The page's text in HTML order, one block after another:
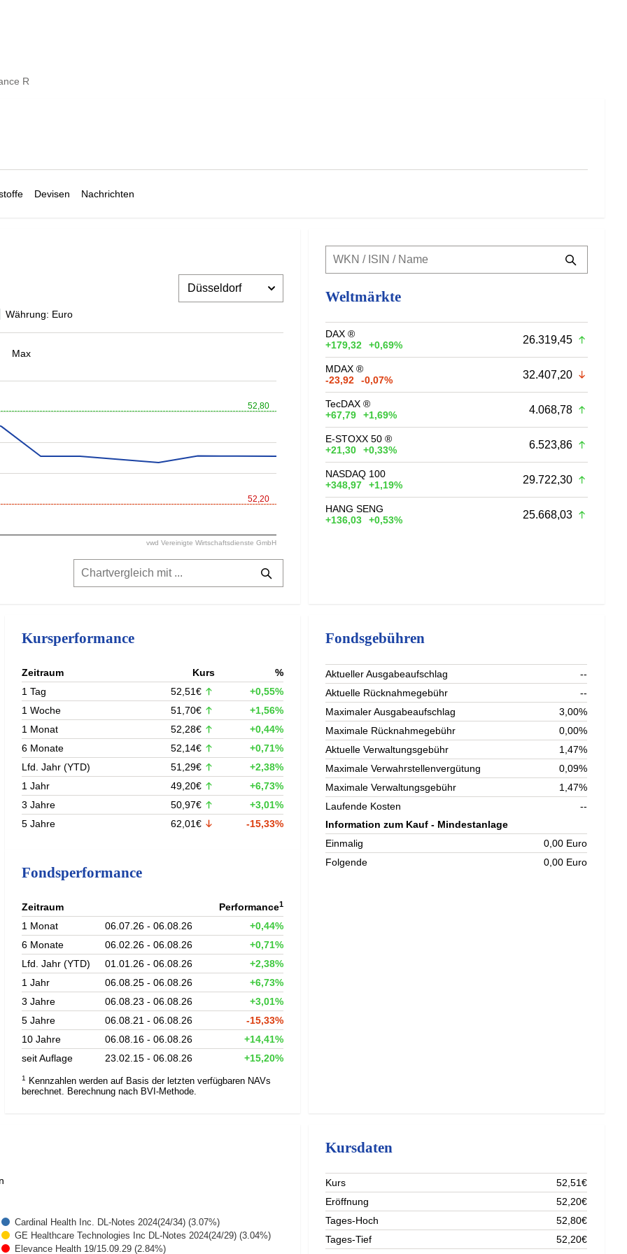
R
Devisen Nachrichten
Währung: Euro
Max
52,80
52,20
vwd Vereinigte Wirtschaftsdienste GmbH
Weltmärkte
DAX ®
+179,32
+0,69% 26.319,45
MDAX ®
-23,92
-0,07% 32.407,20
TecDAX ®
+67,79
+1,69% 4.068,78
E-STOXX 50 ®
+21,30
+0,33% 6.523,86
NASDAQ 100
+348,97
+1,19% 29.722,30
HANG SENG
+136,03
+0,53% 25.668,03
Kursperformance
Zeitraum Kurs
%
1 Tag
52,51€
+0,55%
1 Woche
51,70€
+1,56%
1 Monat
52,28€
+0,44%
6 Monate
52,14€
+0,71%
Lfd. Jahr (YTD)
51,29€
+2,38%
1 Jahr
49,20€
+6,73%
3 Jahre
50,97€
+3,01%
5 Jahre
62,01€ -15,33%
Fondsperformance
Zeitraum Performance1
1 Monat 06.07.26 - 06.08.26
+0,44%
6 Monate
06.02.26 - 06.08.26
+0,71%
Lfd. Jahr (YTD)
01.01.26 - 06.08.26
+2,38%
1 Jahr
06.08.25 - 06.08.26
+6,73%
3 Jahre
06.08.23 - 06.08.26
+3,01%
5 Jahre
06.08.21 - 06.08.26
-15,33%
10 Jahre
06.08.16 - 06.08.26
+14,41%
seit Auflage
23.02.15 - 06.08.26 +15,20%
1
Kennzahlen werden auf Basis der letzten verfügbaren NAVs
berechnet. Berechnung nach BVI-Methode.
Fondsgebühren
Aktueller Ausgabeaufschlag
--
Aktuelle Rücknahmegebühr
--
Maximaler Ausgabeaufschlag
3,00%
Maximale Rücknahmegebühr
0,00%
Aktuelle Verwaltungsgebühr
1,47%
Maximale Verwahrstellenvergütung
0,09%
Maximale Verwaltungsgebühr
1,47%
Laufende Kosten
--
Information zum Kauf - Mindestanlage
Einmalig
0,00 Euro
Folgende
0,00 Euro
Cardinal Health Inc. DL-Notes 2024(24/34) (3.07%)
GE Healthcare Technologies Inc DL-Notes 2024(24/29) (3.04%)
Elevance Health 19/15.09.29 (2.84%)
Kursdaten
Kurs
52,51€
Eröffnung
52,20€
Tages-Hoch
52,80€
Tages-Tief
52,20€